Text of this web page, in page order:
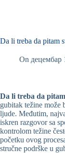
Da li treba da pitam
On децембар
Da li treba da
gubitak težine može
ljude. Međutim,
iskren razgovor sa
kontrolom težine
početku ovog
stručne podrške u